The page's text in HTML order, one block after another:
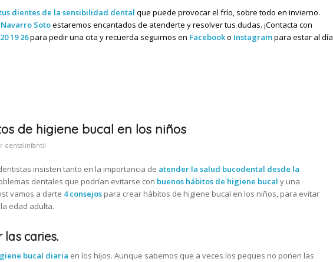
dientes de la sensibilidad dental que puede provocar el frío, sobre todo en invierno.
Sotoestaremos encantados de atenderte y resolver tus dudas. ¡Contacta con
19 26para pedir una cita y recuerda seguirnos en Facebooko Instagrampara estar al día
de higiene bucal en los niños
dentalinfantil
insisten tanto en la importancia de atender la salud bucodental desde la
dentales que podrían evitarse con buenos hábitos de higiene bucal y una
vamos a darte 4 consejos para crear hábitos de higiene bucal en los niños, para evitar
edad adulta.
las caries.
bucal diaria en los hijos. Aunque sabemos que a veces los peques no ponen las